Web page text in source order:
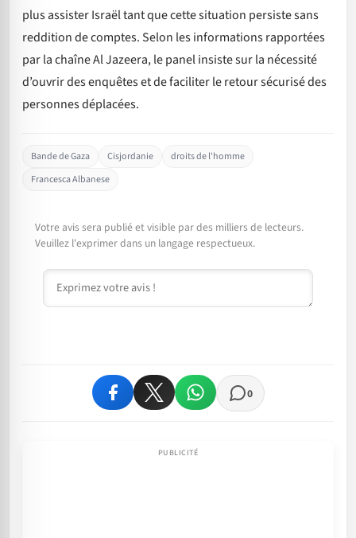
plus assister Israël tant que cette situation persiste sans
reddition de comptes. Selon les informations rapportées
par la chaîne Al Jazeera, le panel insiste sur la nécessité
d’ouvrir des enquêtes et de faciliter le retour sécurisé des
personnes déplacées.
Bande de Gaza Cisjordanie
droits de l'homme
Francesca Albanese
Votre avis sera publié et visible par des milliers de lecteurs.
Veuillez l'exprimer dans un langage respectueux.
Commentaire
0